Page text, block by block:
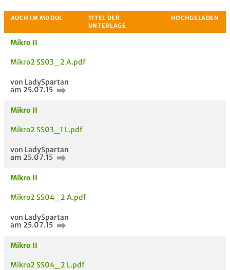
Passende Stellenanzeigen
Mikro II
Mikro2 SS03_2 A.pdf
von LadySpartan
am 25.07.15
Mikro II
Mikro2 SS03_1 L.pdf
von LadySpartan
am 25.07.15
Mikro II
Mikro2 SS04_2 A.pdf
von LadySpartan
am 25.07.15
Mikro II
Mikro2 SS04_2 L.pdf